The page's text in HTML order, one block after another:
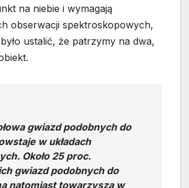
na niebie i wymagają
obserwacji spektroskopowych,
ustalić, że patrzymy na dwa,
gwiazd podobnych do
w układach
Około 25 proc.
gwiazd podobnych do
natomiast towarzysza w